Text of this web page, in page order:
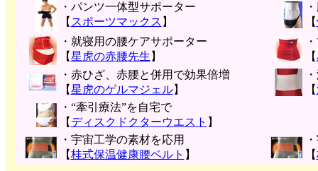
・パンツ一体型サポーター
【 スポーツマックス 】
【
・就寝用の腰ケアサポーター
【星虎の赤腰先生 】
【
・赤ひざ、赤腰と併用で効果倍増
【星虎のゲルマジェル】
【
・“牽引療法”を自宅で
【 ディスクドクターウエスト 】
・宇宙工学の素材を応用
【桂式保温健康腰ベルト 】
【